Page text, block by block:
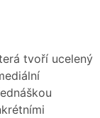
tvoří ucelený